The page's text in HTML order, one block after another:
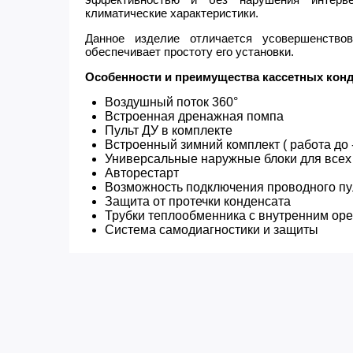
климатические характеристики.
Данное изделие отличается
обеспечивает простоту его установки.
Особенности и преимущества кассетных
Воздушный поток 360°
Встроенная дренажная помпа
Пульт ДУ в комплекте
Встроенный зимний комплект ( работа до
Универсальные наружные блоки для всех
Авторестарт
Возможность подключения проводного
Защита от протечки конденсата
Трубки теплообменника с внутренним
Система самодиагностики и защиты